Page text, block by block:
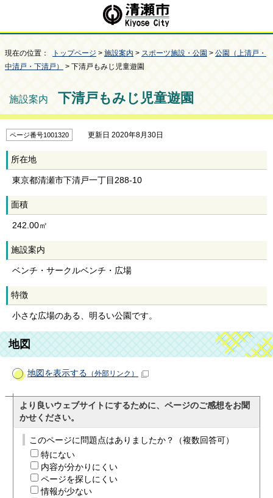
現在の位置： トップページ > 施設案内 > スポーツ施設・公園 > 公園（上清戸・
中清戸・下清戸）
> 下清戸もみじ児童遊園
施設案内 下清戸もみじ児童遊園
ページ番号1001320 更新日 2020年8月30日
所在地
東京都清瀬市下清戸一丁目288-10
面積
242.00㎡
施設案内
ベンチ・サークルベンチ・広場
特徴
小さな広場のある、明るい公園です。
地図
地図を表示する （外部リンク）
より良いウェブサイトにするために、ページのご感想をお聞
かせください。
このページに問題点はありましたか？（複数回答可）
特にない
内容が分かりにくい
ページを探しにくい
情報が少ない